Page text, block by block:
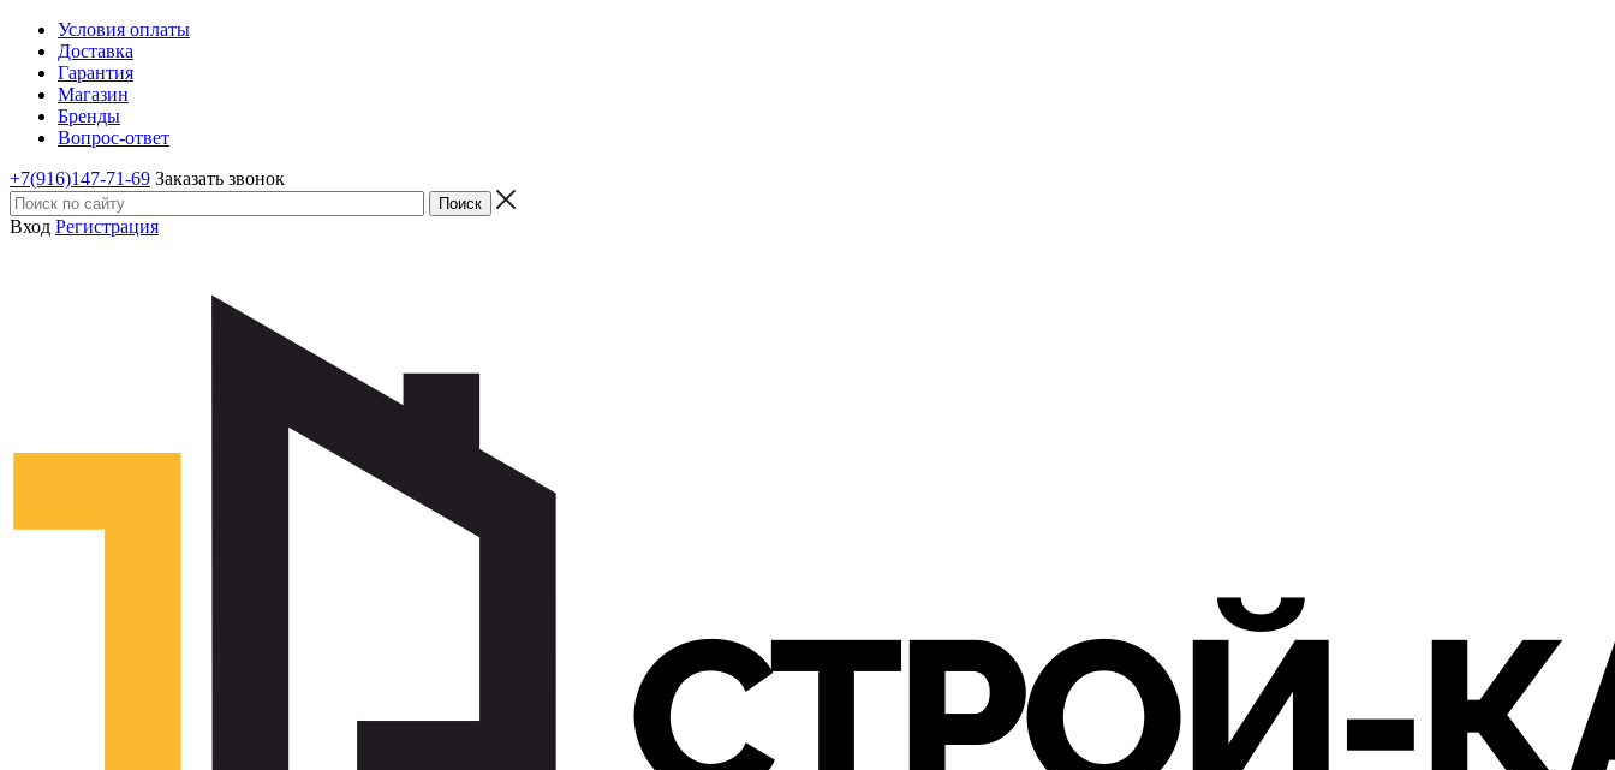
Условия оплаты
Доставка
Гарантия
Магазин
Бренды
Вопрос-ответ
+7(916)147-71-69 Заказать звонок
Вход Регистрация